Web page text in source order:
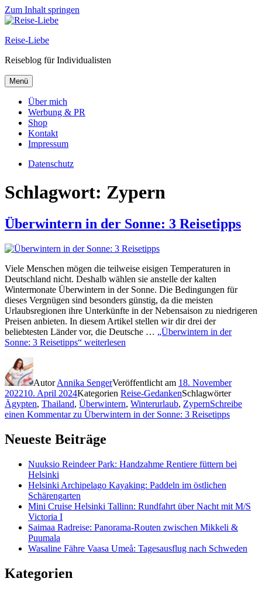
Zum Inhalt springen
Reise-Liebe
Reiseblog für Individualisten
Menü
Über mich
Werbung & PR
Shop
Kontakt
Impressum
Datenschutz
Schlagwort: Zypern
Überwintern in der Sonne: 3 Reisetipps
Viele Menschen mögen die teilweise eisigen Temperaturen in
Deutschland nicht. Deshalb wählen sie anstelle der kalten
Wintermonate Überwintern in der Sonne. Die Bedingungen für
dieses Vergnügen sind besonders günstig, da die meisten
Urlaubsregionen ihre Unterkünfte in der Nebensaison zu niedrigeren
Preisen anbieten. In diesem Artikel stellen wir dir drei der
beliebtesten Länder vor, die Deutsche … „Überwintern in der
Sonne: 3 Reisetipps“ weiterlesen
AutorAnnika SengerVeröffentlicht am 18. November
202210. April 2024Kategorien Reise-GedankenSchlagwörter
Ägypten, Thailand, Überwintern, Winterurlaub, ZypernSchreibe
einen Kommentarzu Überwintern in der Sonne: 3 Reisetipps
Neueste Beiträge
Nuuksio Reindeer Park: Handzahme Rentiere füttern bei
Helsinki
Helsinki Archipelago Kayaking: Paddeln im östlichen
Schärengarten
Mini Cruise Helsinki Tallinn: Rundfahrt über Nacht mit M/S
Victoria I
Saimaa Radreise: Panorama-Routen zwischen Mikkeli &
Puumala
Wasaline Fähre Vaasa Umeå: Tagesausflug nach Schweden
Kategorien